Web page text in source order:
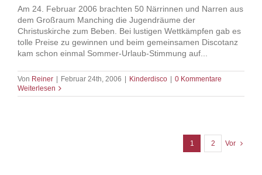
Am 24. Februar 2006 brachten 50 Närrinnen und Narren aus
dem Großraum Manching die Jugendräume der
Christuskirche zum Beben. Bei lustigen Wettkämpfen gab es
tolle Preise zu gewinnen und beim gemeinsamen Discotanz
kam schon einmal Sommer-Urlaub-Stimmung auf...
Von Reiner Februar 24th, 2006 Kinderdisco
0 Kommentare
Weiterlesen
1 2 Vor